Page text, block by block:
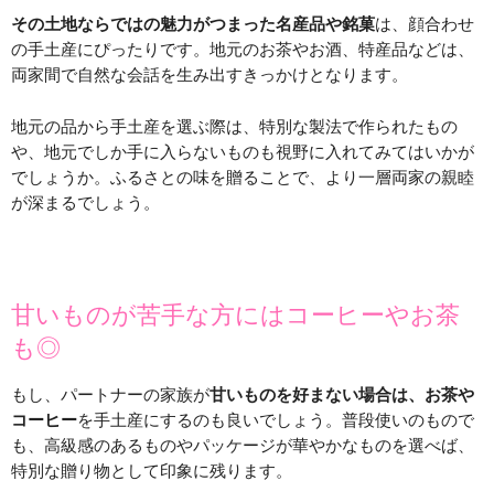
その土地ならではの魅力がつまった名産品や銘菓は、顔合わせ
の手土産にぴったりです。地元のお茶やお酒、特産品などは、
両家間で自然な会話を生み出すきっかけとなります。
地元の品から手土産を選ぶ際は、特別な製法で作られたもの
や、地元でしか手に入らないものも視野に入れてみてはいかが
でしょうか。ふるさとの味を贈ることで、より一層両家の親睦
が深まるでしょう。
甘いものが苦手な方にはコーヒーやお茶
も◎
もし、パートナーの家族が甘いものを好まない場合は、お茶や
コーヒーを手土産にするのも良いでしょう。普段使いのもので
も、高級感のあるものやパッケージが華やかなものを選べば、
特別な贈り物として印象に残ります。